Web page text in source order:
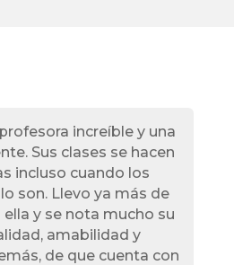
increíble y una
Sus clases se hacen
incluso cuando los
son. Llevo ya más de
y se nota mucho su
amabilidad y
de que cuenta con